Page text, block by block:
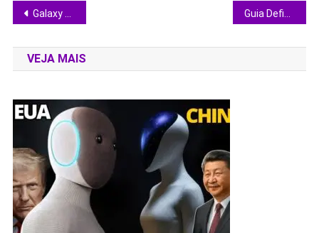
Navegação
de
Post
Galaxy S24 FE despenca 47% e se torna o 5G mais competitivo do mercado brasileiro
VEJA MAIS